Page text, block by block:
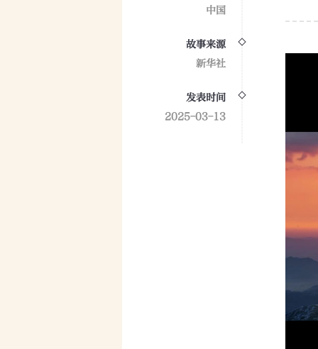
中国
故事来源
新华社
发表时间
2025-03-13